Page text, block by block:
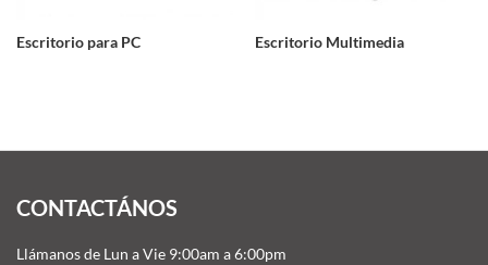
Escritorio para PC Escritorio Multimedia
CONTACTÁNOS
Llámanos de Lun a Vie 9:00am a 6:00pm